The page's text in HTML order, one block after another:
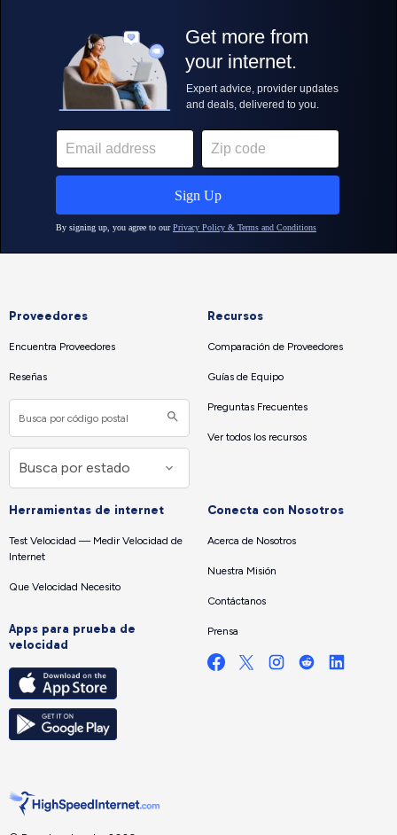
Proveedores
Encuentra Proveedores
Reseñas
Recursos
Comparación de Proveedores
Guías de Equipo
Preguntas Frecuentes
Ver todos los recursos
Herramientas de internet
Test Velocidad — Medir Velocidad de
Internet
Que Velocidad Necesito
Apps para prueba de
velocidad
Conecta con Nosotros
Acerca de Nosotros
Nuestra Misión
Contáctanos
Prensa